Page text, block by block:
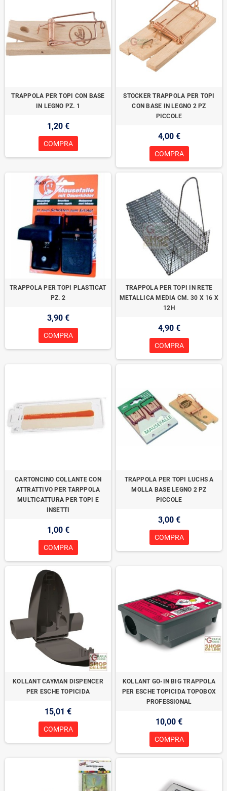
TRAPPOLA PER TOPI CON BASE
IN LEGNO PZ. 1
1,20 €
COMPRA
STOCKER TRAPPOLA PER TOPI
CON BASE IN LEGNO 2 PZ
PICCOLE
4,00 €
COMPRA
TRAPPOLA PER TOPI PLASTICAT
PZ. 2
3,90 €
COMPRA
TRAPPOLA PER TOPI IN RETE
METALLICA MEDIA CM. 30 X 16 X
12H
4,90 €
COMPRA
CARTONCINO COLLANTE CON
ATTRATTIVO PER TARPPOLA
MULTICATTURA PER TOPI E
INSETTI
1,00 €
COMPRA
TRAPPOLA PER TOPI LUCHS A
MOLLA BASE LEGNO 2 PZ
PICCOLE
3,00 €
COMPRA
KOLLANT CAYMAN DISPENCER
PER ESCHE TOPICIDA
15,01 €
COMPRA
KOLLANT GO-IN BIG TRAPPOLA
PER ESCHE TOPICIDA TOPOBOX
PROFESSIONAL
10,00 €
COMPRA